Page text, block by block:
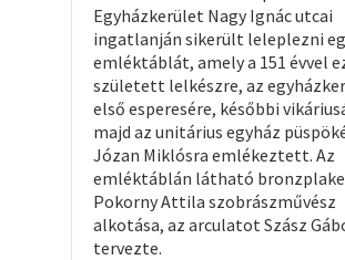
Egyházkerület Nagy Ignác utcai
ingatlanján sikerült leleplezni
emléktáblát, amely a 151 évvel
született lelkészre, az
első esperesére, későbbi
majd az unitárius egyház
Józan Miklósra emlékeztett. Az
emléktáblán látható
Pokorny Attila szobrászművész
alkotása, az arculatot Szász
tervezte.